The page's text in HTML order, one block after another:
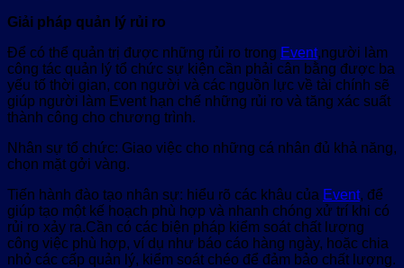
Giải pháp quản lý rủi ro
Để có thể quản trị được những rủi ro trong Event,người làm
công tác quản lý tổ chức sự kiện cần phải cân bằng được ba
yếu tố thời gian, con người và các nguồn lực về tài chính sẽ
giúp người làm Event hạn chế những rủi ro và tăng xác suất
thành công cho chương trình.
Nhân sự tổ chức: Giao việc cho những cá nhân đủ khả năng,
chọn mặt gởi vàng.
Tiến hành đào tạo nhân sự: hiểu rõ các khâu của Event, để
giúp tạo một kế hoạch phù hợp và nhanh chóng xử trí khi có
rủi ro xảy ra.Cần có các biện pháp kiểm soát chất lượng
công việc phù hợp, ví dụ như báo cáo hàng ngày, hoặc chia
nhỏ các cấp quản lý, kiểm soát chéo để đảm bảo chất lượng.